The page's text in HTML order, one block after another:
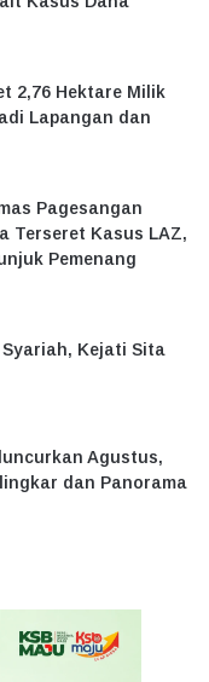
2,76 Hektare Milik
Lapangan dan
Pagesangan
Terseret Kasus LAZ,
Pemenang
Kejati Sita
Agustus,
dan Panorama